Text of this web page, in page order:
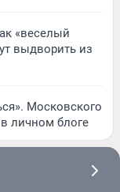
«веселый
выдворить из
Московского
личном блоге